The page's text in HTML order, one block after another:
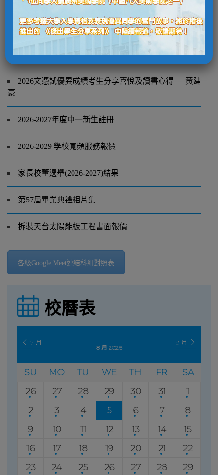
2026文憑試佳績
2026文憑試優異成績考生分享喜悅及讀書心得 — 蕭可
盈
2026文憑試優異成績考生分享喜悅及讀書心得 — 黃建
豪
2026-2027年度中一新生註冊
2026-2029 學校寬頻服務報價
家長校董選舉(2026-2027)結果
第57屆畢業典禮相片集
拆裝天台太陽能板工程書面報價
各級Google Meet連結科組對照表
校曆表
7 月
8 月 2026
9 月
SU MO TU WE TH FR
SA
26
27 28 29 30 31
1
2
3 4 5 6 7
8
9
10 11 12 13 14
15
16
17 18 19 20 21
22
23
24 25 26 27 28
29